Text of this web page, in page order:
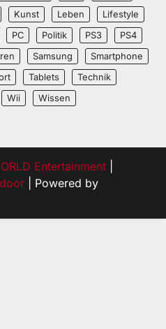
Kunst Leben
Lifestyle
PC Politik PS3
PS4
Samsung
Smartphone
Tablets
Technik
Wii
Wissen
Entertainment
| Powered by